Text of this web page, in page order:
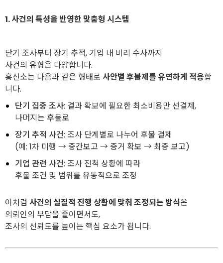
1. 사건의 특성을 반영한 맞춤형 시스템
단기 조사부터 장기 추적, 기업 내 비리 수사까지
사건의 유형은 다양합니다.
흥신소는 다음과 같은 형태로 사안별 후불제를 유연하게 적용합
니다.
단기 집중 조사: 결과 확보에 필요한 최소비용만 선결제,
나머지는 후불로
장기 추적 사건: 조사 단계별로 나누어 후불 결제
(예: 1차 미행 → 중간보고 → 증거 확보 → 최종 보고)
기업 관련 사건: 조사 진척 상황에 따라
후불 조건 및 범위를 유동적으로 조정
이처럼 사건의 실질적 진행 상황에 맞춰 조정되는 방식은
의뢰인의 부담을 줄이면서도,
조사의 신뢰도를 높이는 핵심 요소가 됩니다.